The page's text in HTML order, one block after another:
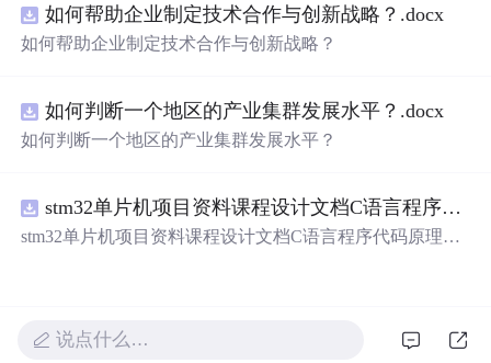
大功率点跟踪（MPPT）与储能系统的协同控制，有效应
对光照波动引起的功率供需失衡问题。研究采用双PI闭环
控制、模型预测控制（MPC）等多种先进控制算法，显著
现了储能系统在削峰填谷中的优化运行，对于增强离网微
网的供电可靠性与能源利用效率具有重要理论价值和工程
意义。; 适合人群：具备电力电子、新能源系统或自动控制
网、光伏储能系统开发与设计的工程技术人员。; 使用场景
及目标：① 构建适用于离网场景的光伏储能系统Simulink
仿真模型；② 实现间歇性光照条件下48V直流母线电压的
的设计、优化与性能验证提供可靠的理论依据和技术支
码交付，私有化部署到自己服务器，非 SaaS 账号，拥有完
整程序文件，支持二次开发定制 PC + 移动端适配，自带基
如何帮助企业制定技术合作与创新战略？.docx
如何帮助企业制定技术合作与创新战略？
如何判断一个地区的产业集群发展水平？.docx
如何判断一个地区的产业集群发展水平？
stm32单片机项目资料课程设计文档C语言程序代码原理图电路PCB实例无线智能报警器的设计
stm32单片机项目资料课程设计文档C语言程序代码原理图
说点什么…